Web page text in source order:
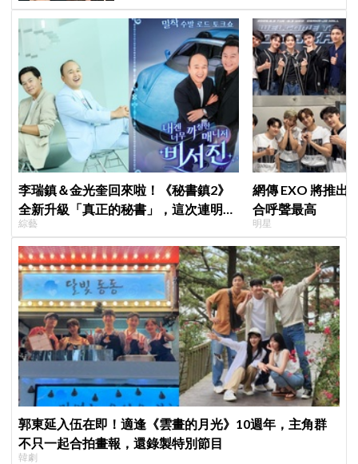
李瑞鎮＆金光奎回來啦！《秘書鎮2》
全新升級「真正的秘書」，這次連明星
私生活都包辦！8月28日首播
綜藝
網傳 EXO 將推出
合呼聲最高
明星
郭東延入伍在即！適逢《雲畫的月光》10週年，主角群
不只一起合拍畫報，還錄製特別節目
韓劇